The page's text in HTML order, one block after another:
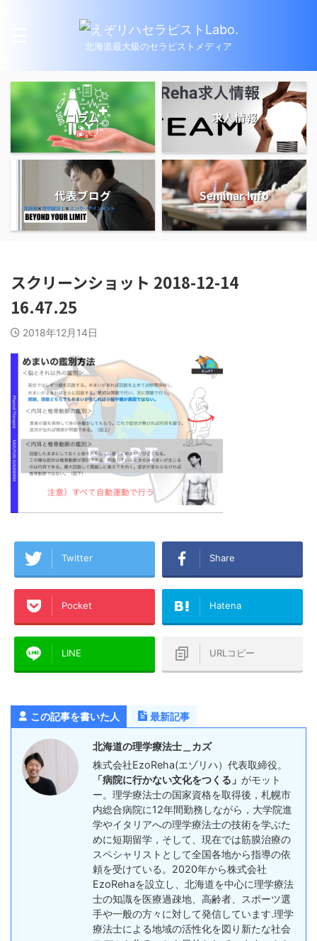
北海道最大級のセラピストメディア
コラム 求人情報
代表ブログ Seminar Info
スクリーンショット 2018-12-14
16.47.25
2018年12月14日
Twitter Share
Pocket Hatena
LINE URLコピー
この記事を書いた人 最新記事
北海道の理学療法士＿カズ
株式会社EzoReha(エゾリハ）代表取締役。
「病院に行かない文化をつくる」 がモット
ー。理学療法士の国家資格を取得後，札幌市
内総合病院に12年間勤務しながら，大学院進
学やイタリアへの理学療法士の技術を学ぶた
めに短期留学，そして、現在では筋膜治療の
スペシャリストとして全国各地から指導の依
頼を受けている。2020年から株式会社
EzoRehaを設立し、北海道を中心に理学療法
士の知識を医療過疎地、高齢者、スポーツ選
手や一般の方々に対して発信しています.理学
療法士による地域の活性化を図り新たな社会